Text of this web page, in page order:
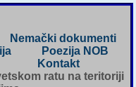
Nemački dokumenti
Poezija NOB
Kontakt
ratu na teritoriji